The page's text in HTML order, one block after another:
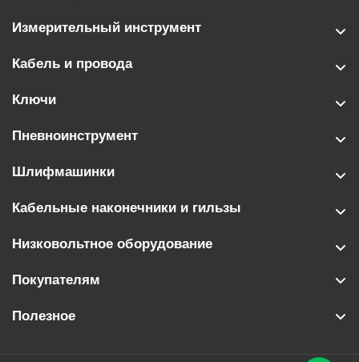
Измерительный инструмент
Кабель и провода
Ключи
Пневноинструмент
Шлифмашинки
Кабельные наконечники и гильзы
Низковольтное оборудование
Покупателям
Полезное